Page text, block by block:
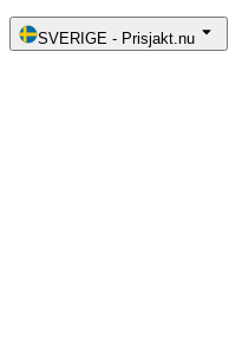
SVERIGE - Prisjakt.nu